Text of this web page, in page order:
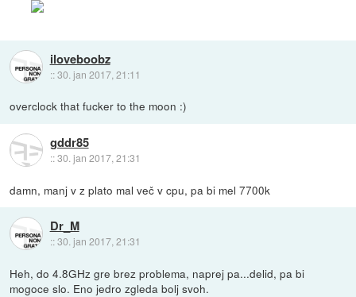
iloveboobz
::30. jan 2017, 21:11
overclock that fucker to the moon :)
gddr85
::30. jan 2017, 21:31
damn, manj v z plato mal več v cpu, pa bi mel 7700k
Dr_M
::30. jan 2017, 21:31
Heh, do 4.8GHz gre brez problema, naprej pa...delid, pa bi
mogoce slo. Eno jedro zgleda bolj svoh.